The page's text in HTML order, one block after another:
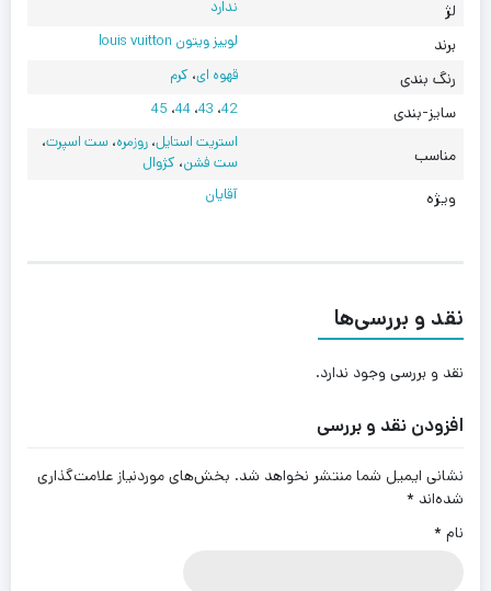
لژ ندارد
برند لوییز ویتون louis vuitton
رنگ بندی قهوه ای، کرم
سایز-بندی 42، 43،44، 45
مناسب
استریت استایل،روزمره،ست اسپرت،
ست فشن، کژوال
ویژه آقایان
نقد و بررسی‌ها
نقد و بررسی وجود ندارد.
افزودن نقد و بررسی
نشانی ایمیل شما منتشر نخواهد شد. بخش‌های موردنیاز علامت‌گذاری
شده‌اند *
نام *